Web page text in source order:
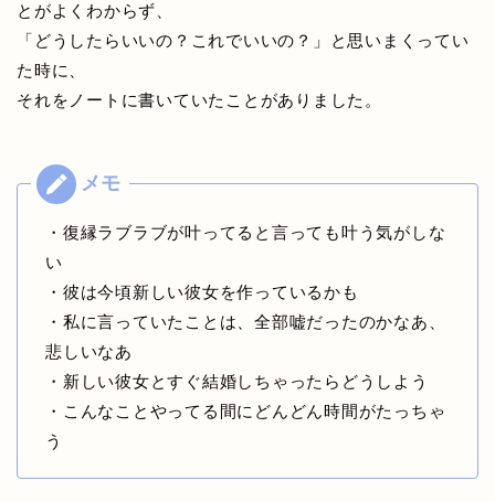
とがよくわからず、
「どうしたらいいの？これでいいの？」と思いまくってい
た時に、
それをノートに書いていたことがありました。
・復縁ラブラブが叶ってると言っても叶う気がしな
い
・彼は今頃新しい彼女を作っているかも
・私に言っていたことは、全部嘘だったのかなあ、
悲しいなあ
・新しい彼女とすぐ結婚しちゃったらどうしよう
・こんなことやってる間にどんどん時間がたっちゃ
う